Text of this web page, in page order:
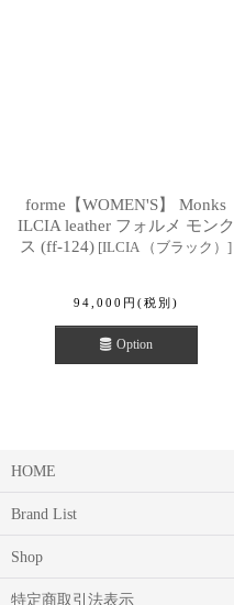
forme【WOMEN'S】 Monks
ILCIA leather フォルメ モンク
ス (ff-124) [ILCIA （ブラック） ]
94,000 円 (税別)
Option
HOME
Brand List
Shop
特定商取引法表示